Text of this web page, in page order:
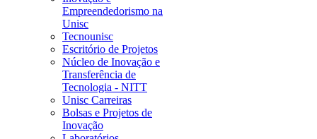
Empreendedorismo na
Unisc
Tecnounisc
Escritório de Projetos
Núcleo de Inovação e
Transferência de
Tecnologia - NITT
Unisc Carreiras
Bolsas e Projetos de
Inovação